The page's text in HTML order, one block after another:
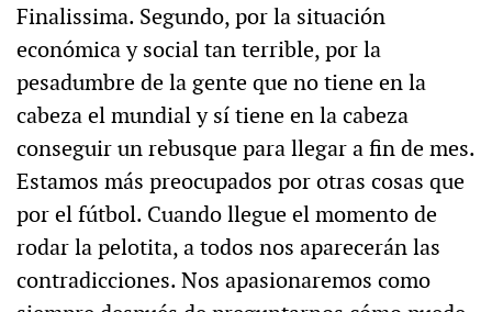
Finalissima. Segundo, por la situación
económica y social tan terrible, por la
pesadumbre de la gente que no tiene en la
cabeza el mundial y sí tiene en la cabeza
conseguir un rebusque para llegar a fin de mes.
Estamos más preocupados por otras cosas que
por el fútbol. Cuando llegue el momento de
rodar la pelotita, a todos nos aparecerán las
contradicciones. Nos apasionaremos como